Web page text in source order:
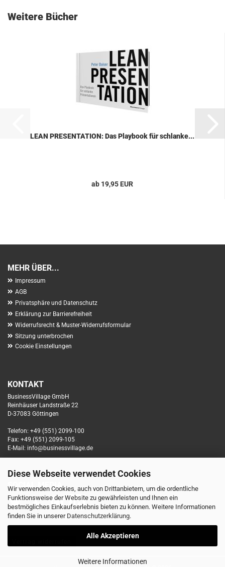
Diese Webseite verwendet Cookies
Wir verwenden Cookies, auch von Drittanbietern, um die ordentliche
Funktionsweise der Website zu gewährleisten und Ihnen ein
bestmögliches Einkaufserlebnis bieten zu können. Weitere Informationen
finden Sie in unserer Datenschutzerklärung.
Alle Akzeptieren
Weitere Informationen
Weitere Bücher
LEAN PRE­SEN­TA­TI­ON: Das Play­book für schlan­ke...
ab 19,95 EUR
MEHR ÜBER...
Impressum
AGB
Privatsphäre und Datenschutz
Erklärung zur Barrierefreiheit
Widerrufsrecht & Muster-Widerrufsformular
Sitzung unterbrochen
Cookie Einstellungen
KONTAKT
BusinessVillage GmbH
Reinhäuser Landstraße 22
D-37083 Göttingen
Telefon: +49 (551) 2099-100
Fax: +49 (551) 2099-105
E-Mail: info@businessvillage.de
SOCIAL MEDIA